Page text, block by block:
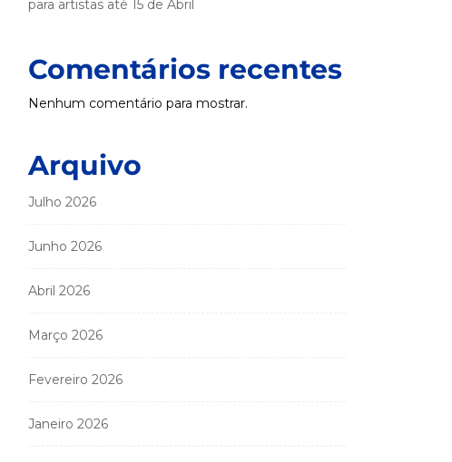
para artistas até 15 de Abril
Comentários recentes
Nenhum comentário para mostrar.
Arquivo
Julho 2026
Junho 2026
Abril 2026
Março 2026
Fevereiro 2026
Janeiro 2026